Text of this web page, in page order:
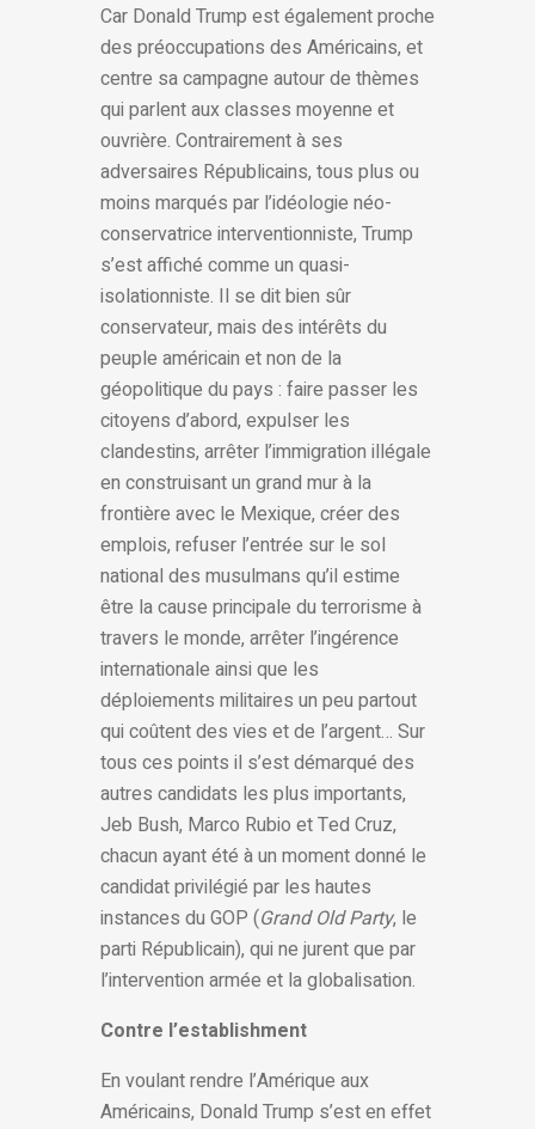
Car Donald Trump est également proche
des préoccupations des Américains, et
centre sa campagne autour de thèmes
qui parlent aux classes moyenne et
ouvrière. Contrairement à ses
adversaires Républicains, tous plus ou
moins marqués par l’idéologie néo-
conservatrice interventionniste, Trump
s’est affiché comme un quasi-
isolationniste. Il se dit bien sûr
conservateur, mais des intérêts du
peuple américain et non de la
géopolitique du pays : faire passer les
citoyens d’abord, expulser les
clandestins, arrêter l’immigration illégale
en construisant un grand mur à la
frontière avec le Mexique, créer des
emplois, refuser l’entrée sur le sol
national des musulmans qu’il estime
être la cause principale du terrorisme à
travers le monde, arrêter l’ingérence
internationale ainsi que les
déploiements militaires un peu partout
qui coûtent des vies et de l’argent… Sur
tous ces points il s’est démarqué des
autres candidats les plus importants,
Jeb Bush, Marco Rubio et Ted Cruz,
chacun ayant été à un moment donné le
candidat privilégié par les hautes
instances du GOP (Grand Old Party, le
parti Républicain), qui ne jurent que par
l’intervention armée et la globalisation.
Contre l’establishment
En voulant rendre l’Amérique aux
Américains, Donald Trump s’est en effet